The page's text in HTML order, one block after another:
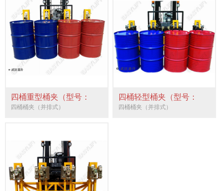
四桶重型桶夹（型号：
4SE）
四桶桶夹（并排式）
四桶轻型桶夹（型号：
4DEJ）
四桶桶夹（并排式）